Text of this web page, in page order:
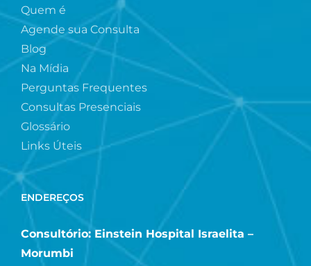
Quem é
Agende sua Consulta
Blog
Na Mídia
Perguntas Frequentes
Consultas Presenciais
Glossário
Links Úteis
ENDEREÇOS
Consultório: Einstein Hospital Israelita –
Morumbi